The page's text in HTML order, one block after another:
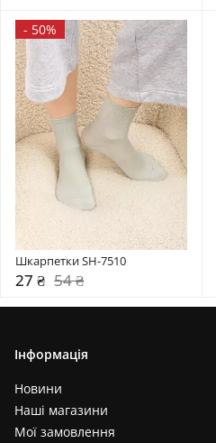
- 50%
Шкарпетки SH-7510
27 ₴ 54 ₴
Інформація
Новини
Наші магазини
Мої замовлення